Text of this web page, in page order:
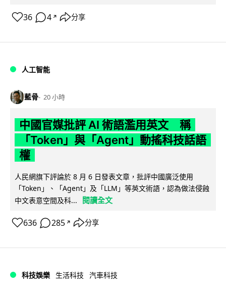
36 4 ↗ 分享
人工智能
藍骨 20 小時
中國官媒批評 AI 術語濫用英文 稱
「Token」與「Agent」動搖科技話語
權
人民網旗下評論於 8 月 6 日發表文章，批評中國廣泛使用
「Token」、「Agent」及「LLM」等英文術語，認為做法侵蝕
中文表意空間及科...
閱讀全文
636 285 ↗ 分享
科技娛樂 生活科技 汽車科技